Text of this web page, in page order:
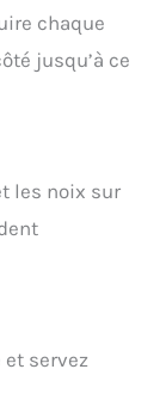
chaque
jusqu’à ce
les noix sur
et servez